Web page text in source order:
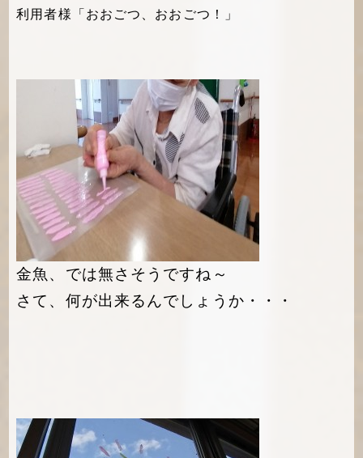
利用者様「おおごつ、おおごつ！」
金魚、では無さそうですね～
さて、何が出来るんでしょうか・・・